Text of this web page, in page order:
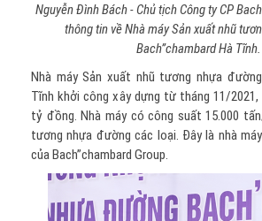
Nguyễn Đình Bách - Chủ tịch Công ty CP
thông tin về Nhà máy Sản xuất nhũ
Bach”chambard Hà Tĩnh.
Nhà máy Sản xuất nhũ tương nhựa đường
Tĩnh khởi công xây dựng từ tháng 11/
tỷ đồng. Nhà máy có công suất 15.000
tương nhựa đường các loại. Đây là nhà
của Bach”chambard Group.